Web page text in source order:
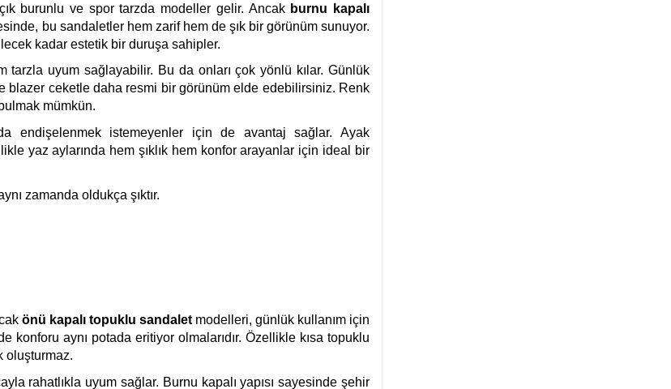
burunlu ve spor tarzda modeller gelir. Ancak burnu kapalı
bu sandaletler hem zarif hem de şık bir görünüm sunuyor.
kadar estetik bir duruşa sahipler.
uyum sağlayabilir. Bu da onları çok yönlü kılar. Günlük
ceketle daha resmi bir görünüm elde edebilirsiniz. Renk
mümkün.
endişelenmek istemeyenler için de avantaj sağlar. Ayak
yaz aylarında hem şıklık hem konfor arayanlar için ideal bir
zamanda oldukça şıktır.
önü kapalı topuklu sandaletmodelleri, günlük kullanım için
aynı potada eritiyor olmalarıdır. Özellikle kısa topuklu
oluşturmaz.
rahatlıkla uyum sağlar. Burnu kapalı yapısı sayesinde şehir